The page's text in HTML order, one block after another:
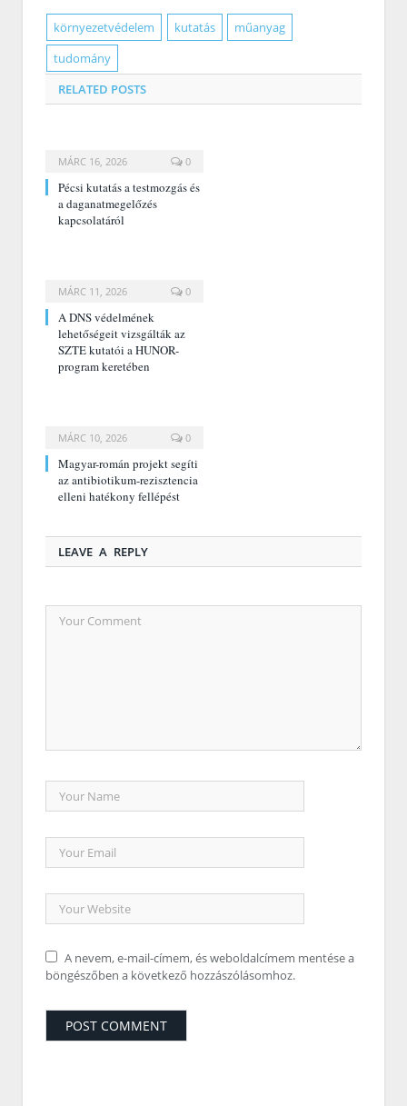
környezetvédelem kutatás
műanyag
tudomány
RELATED POSTS
MÁRC 16, 2026 0
Pécsi kutatás a testmozgás és
a daganatmegelőzés
kapcsolatáról
MÁRC 11, 2026 0
A DNS védelmének
lehetőségeit vizsgálták az
SZTE kutatói a HUNOR-
program keretében
MÁRC 10, 2026 0
Magyar-román projekt segíti
az antibiotikum-rezisztencia
elleni hatékony fellépést
LEAVE A REPLY
A nevem, e-mail-címem, és weboldalcímem mentése a
böngészőben a következő hozzászólásomhoz.